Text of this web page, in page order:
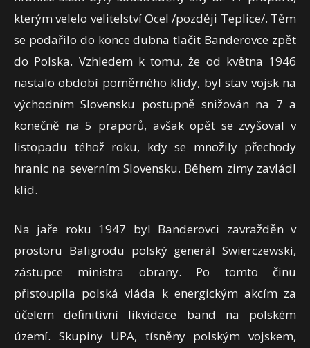
kterým velelo velitelství Ocel /později Teplice/. Těm
se podařilo do konce dubna tlačit Banderovce zpět
do Polska. Vzhledem k tomu, že od května 1946
nastalo období poměrného klidy, byl stav vojsk na
východním Slovensku postupně snižován na 7 a
konečně na 5 praporů, avšak opět se zvyšoval v
listopadu téhož roku, kdy se množily přechody
hranic na severním Slovensku. Během zimy zavládl
klid.
Na jaře roku 1947 byl Banderovci zavražděn v
prostoru Baligrodu polský generál Swierczewski,
zástupce ministra obrany. Po tomto činu
přistoupila polská vláda k energickým akcím za
účelem definitivní likvidace band na polském
území. Skupiny UPA, tísněny polským vojskem,